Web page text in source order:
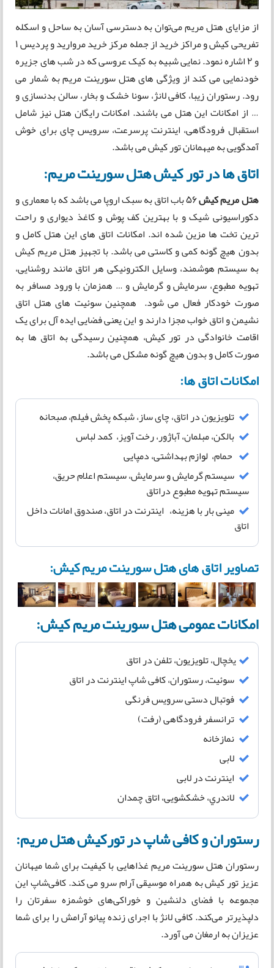
از مزایای هتل مریم می‌توان به دسترسی آسان به ساحل و اسکله
تفریحی کیش و مراکز خرید از جمله مرکز خرید مروارید و پردیس ۱
و ۲ اشاره نمود. نمایی شبیه به کیک عروسی که در شب های جزیره
خودنمایی می کند از ویژگی های هتل سورینت مریم به شمار می
رود. رستوران زیبا، کافی لانژ، سونا خشک و بخار، سالن بدنسازی و
… از امکانات این هتل می باشند. امکانات رایگان هتل نیز شامل
استقبال فرودگاهی، اینترنت پرسرعت، سرویس چای برای خوش
آمدگویی به میهمانان تور کیش می باشد.
اتاق ها در تور کیش هتل سورینت مریم:
هتل مریم کیش
56 باب اتاق به سبک اروپا می باشد که با معماری و
دکوراسیونی شیک و با بهترین کف پوش و کاغذ دیواری و راحت
ترین تخت ها مزین شده اند. امکانات اتاق های این هتل کامل و
بدون هیچ گونه کمی و کاستی می باشد. با تجهیز هتل مریم کیش
به سیستم هوشمند، وسایل الکترونیکی هر اتاق مانند روشنایی،
تهویه مطبوع، سرمایش و گرمایش و … همزمان با ورود مسافر به
صورت خودکار فعال می شود. همچنین سوئیت های هتل اتاق
نشیمن و اتاق خواب مجزا دارند و این یعنی فضایی ایده آل برای یک
اقامت خانوادگی در تور کیش، همچنین رسیدگی به اتاق ها به
صورت کامل و بدون هیچ گونه مشکل می باشد.
امکانات اتاق ها:
تلویزیون در اتاق، چای ساز، شبکه پخش فیلم، صبحانه
بالکن، مبلمان، آباژور، رخت آویز، کمد لباس
حمام، لوازم بهداشتی، دمپایی
سیستم گرمایش و سرمایش، سیستم اعلام حریق،
سیستم تهویه مطبوع دراتاق
مینی بار با هزینه، اینترنت در اتاق، صندوق امانات داخل
اتاق
تصاویر اتاق های هتل سورینت مریم کیش:
امکانات عمومی هتل سورینت مریم کیش:
یخچال، تلویزیون، تلفن در اتاق
سوئیت، رستوران، کافی شاپ اينترنت در اتاق
فوتبال دستی سرویس فرنگی
ترانسفر فرودگاهی (رفت)
نمازخانه
لابی
اینترنت در لابی
لاندري، خشکشویی، اتاق چمدان
رستوران و کافی شاپ در تورکیش هتل مریم:
رستوران هتل سورینت مریم غذاهایی با کیفیت برای شما میهانان
عزیز تور کیش به همراه موسیقی آرام سرو می کند. کافی‌شاپ این
مجموعه با فضای دلنشین و خوراکی‌های خوشمزه سفرتان را
دلپذیرتر می‌کند. کافی لانژ با اجرای زنده پیانو آرامش را برای شما
عزیزان به ارمغان می آورد.